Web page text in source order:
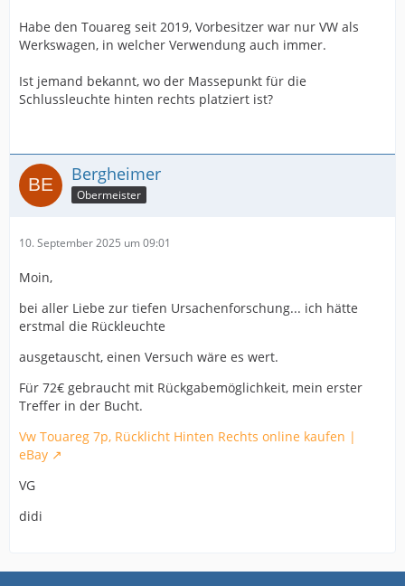
Habe den Touareg seit 2019, Vorbesitzer war nur VW als
Werkswagen, in welcher Verwendung auch immer.
Ist jemand bekannt, wo der Massepunkt für die
Schlussleuchte hinten rechts platziert ist?
Bergheimer
Obermeister
10. September 2025 um 09:01
Moin,
bei aller Liebe zur tiefen Ursachenforschung... ich hätte
erstmal die Rückleuchte
ausgetauscht, einen Versuch wäre es wert.
Für 72€ gebraucht mit Rückgabemöglichkeit, mein erster
Treffer in der Bucht.
Vw Touareg 7p, Rücklicht Hinten Rechts online kaufen |
eBay
VG
didi